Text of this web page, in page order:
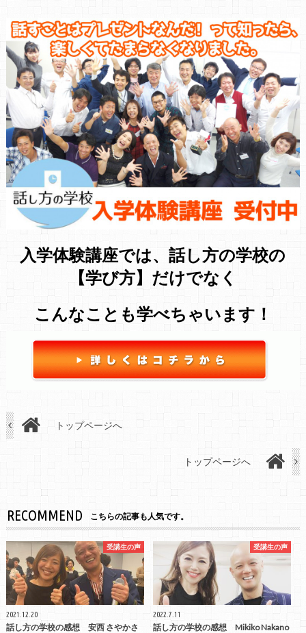
入学体験講座では、話し方の学校の
【学び方】だけでなく
こんなことも学べちゃいます！
トップページへ
トップページへ
RECOMMEND こちらの記事も人気です。
受講生の声
2021.12.20
話し方の学校の感想 安西 さやかさ
受講生の声
2022.7.11
話し方の学校の感想 Mikiko Nakano